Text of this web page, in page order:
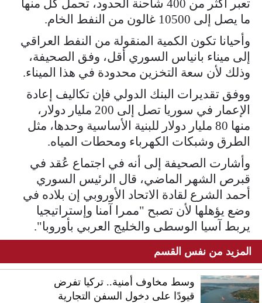
تعبر أكثر من 400 شاحنة الحدود، تحمل كل منها
ما يصل إلى 10500 غالون من النفط الخام.
وأحيانا تكون الكمية المنقولة من النفط العراقي
إلى ميناء بانياس السوري أقل، وفق الصحيفة،
وذلك لأن سعة التخزين محدودة في هذا الميناء.
ووفق تقديرات البنك الدولي فإن تكاليف إعادة
الإعمار في سوريا تصل إلى 200 مليار دولار،
منها 80 مليار دولار للبنية الأساسية وحدها، مثل
الطرق وشبكات الكهرباء ومحطات المياه.
وأشارت الصحيفة إلى أنه في اجتماع عُقد في
قبرص الشهر الماضي، قال الرئيس السوري
أحمد الشرع لقادة الاتحاد الأوروبي إن بلاده في
وضع يؤهلها لأن تصبح "ممرا آمنا وإستراتيجيا
يربط آسيا الوسطى والخليج العربي بأوروبا".
المزيد من نفس القسم
وسط مخاوف أمنية.. تركيا تفرض
قيودًا على دخول السفن التجارية